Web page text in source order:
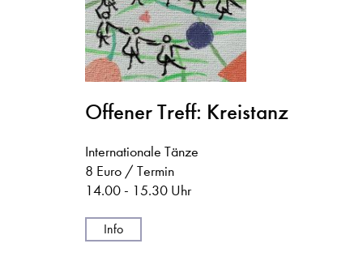
Offener Treff: Kreistanz
Internationale Tänze
8 Euro / Termin
14.00 - 15.30 Uhr
Info